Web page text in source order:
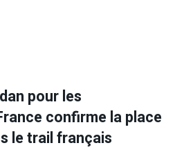
pour les
confirme la place
le trail français